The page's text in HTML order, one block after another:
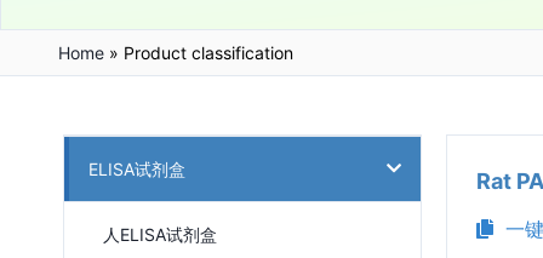
Home » Product classification
Rat
一
ELISA试剂盒
人ELISA试剂盒